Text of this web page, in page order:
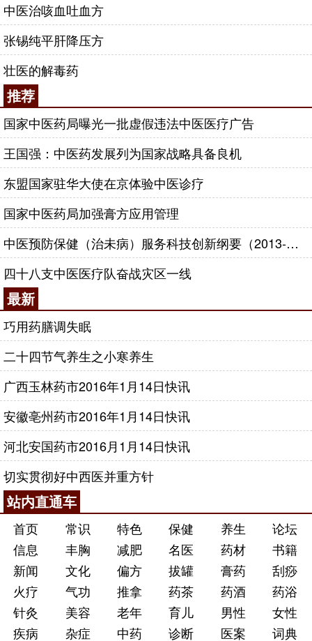
中医治咳血吐血方
张锡纯平肝降压方
壮医的解毒药
推荐
国家中医药局曝光一批虚假违法中医医疗广告
王国强：中医药发展列为国家战略具备良机
东盟国家驻华大使在京体验中医诊疗
国家中医药局加强膏方应用管理
中医预防保健（治未病）服务科技创新纲要（2013-2020年）
四十八支中医医疗队奋战灾区一线
最新
巧用药膳调失眠
二十四节气养生之小寒养生
广西玉林药市2016年1月14日快讯
安徽亳州药市2016年1月14日快讯
河北安国药市2016月1月14日快讯
切实贯彻好中西医并重方针
站内直通车
首页 常识 特色 保健 养生
论坛
信息
丰胸 减肥 名医 药材
书籍
新闻
文化 偏方 拔罐 膏药
刮痧
火疗
气功 推拿 药茶 药酒
药浴
针灸
美容 老年 育儿 男性
女性
疾病
杂症 中药 诊断 医案 词典